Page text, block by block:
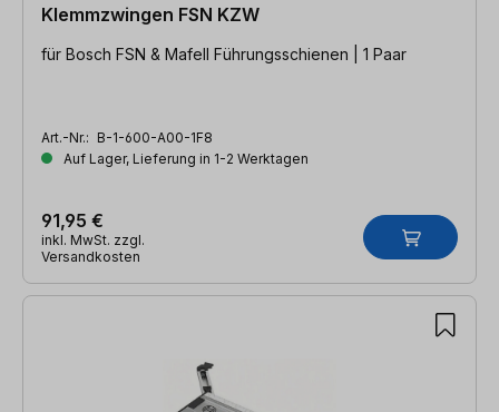
Klemmzwingen FSN KZW
für Bosch FSN & Mafell Führungsschienen | 1 Paar
Art.-Nr.: B-1-600-A00-1F8
Auf Lager, Lieferung in 1-2 Werktagen
91,95 €
inkl. MwSt. zzgl.
Versandkosten